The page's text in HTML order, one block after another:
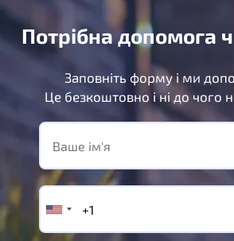
Потрібна допомога
Заповніть форму і ми
Це безкоштовно і ні до чого